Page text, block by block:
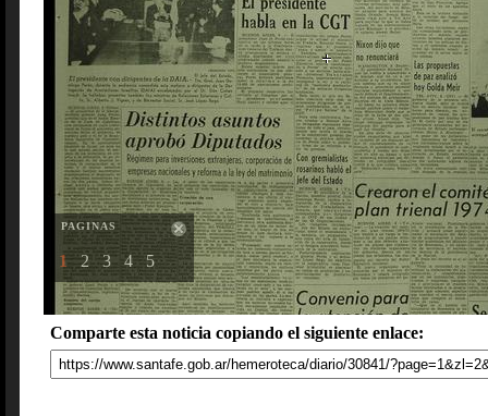
PAGINAS
1 2 3 4 5
Comparte esta noticia copiando el siguiente enlace: